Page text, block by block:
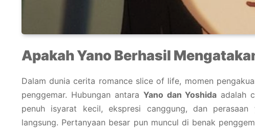
Apakah Yano Berhasil
Dalam dunia cerita romance slice of life, momen
penggemar. Hubungan antara Yano dan Yoshida adalah
penuh isyarat kecil, ekspresi canggung, dan
langsung. Pertanyaan besar pun muncul di benak